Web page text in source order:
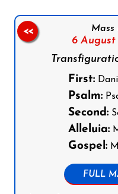
Mass
6 August
First:
Psalm:
Second:
Alleluia:
Gospel:
FULL
<<